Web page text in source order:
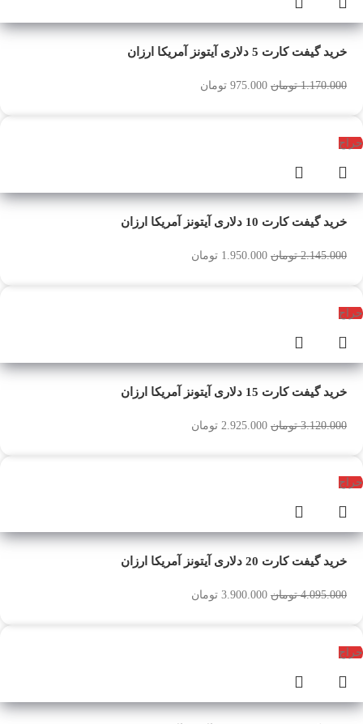
خرید گیفت کارت 5 دلاری آیتونز آمریکا ارزان
1.170.000 تومان 975.000 تومان
حراج
خرید گیفت کارت 10 دلاری آیتونز آمریکا ارزان
2.145.000 تومان 1.950.000 تومان
حراج
خرید گیفت کارت 15 دلاری آیتونز آمریکا ارزان
3.120.000 تومان 2.925.000 تومان
حراج
خرید گیفت کارت 20 دلاری آیتونز آمریکا ارزان
4.095.000 تومان 3.900.000 تومان
حراج